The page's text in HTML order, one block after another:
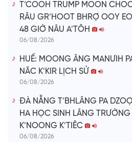
T’COOH TRUMP MOON
RÂU GR’HOOT BHRỢ OOY
48 GIỜ NÂU A’TÔH
06/08/2026
HUẾ: MOONG ÂNG MANƯIH
NĂC K’KIR LỊCH SỬ
06/08/2026
ĐÀ NẴNG T’BHLÂNG PA
HA HỌC SINH LÂNG TRƯỜNG
K’NOONG K’TIÊC
06/08/2026